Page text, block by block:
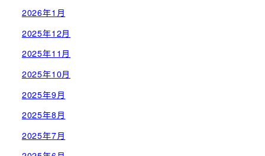
2026年1月
2025年12月
2025年11月
2025年10月
2025年9月
2025年8月
2025年7月